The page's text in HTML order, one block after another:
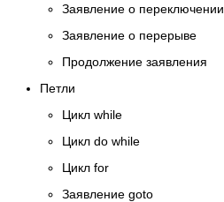
Заявление о переключении
Заявление о перерыве
Продолжение заявления
Петли
Цикл while
Цикл do while
Цикл for
Заявление goto